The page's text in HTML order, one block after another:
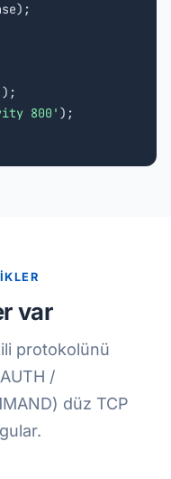
);
800'
var
protokolünü
/
düz TCP